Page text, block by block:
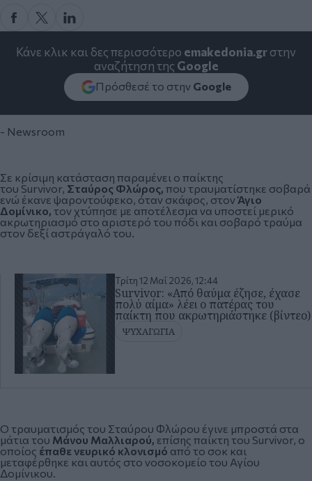
Κάνε κλικ και δες περισσότερο emakedonia.grστην
αναζήτηση της Google
Πρόσθεσέ το στην Google
- Newsroom
Σε κρίσιμη κατάσταση παραμένει ο παίκτης
του Survivor, Σταύρος Φλώρος, που τραυματίστηκε σοβαρά
ενώ έκανε ψαροντούφεκο, όταν σκάφος, στον Άγιο
Δομίνικο, τον χτύπησε με αποτέλεσμα να υποστεί μερικό
ακρωτηριασμό στο αριστερό του πόδι και σοβαρό τραύμα
στον δεξί αστράγαλό του.
Τρίτη 12 Μαΐ 2026, 12:44
Survivor: «Από θαύμα έζησε, έχασε
πολύ αίμα» λέει ο πατέρας του
παίκτη που ακρωτηριάστηκε (βίντεο)
ΨΥΧΑΓΩΓΙΑ
Ο τραυματισμός του Σταύρου Φλώρου έγινε μπροστά στα
μάτια του Μάνου Μαλλιαρού, επίσης παίκτη του Survivor, ο
οποίος έπαθε νευρικό κλονισμό από το σοκ και
μεταφέρθηκε και αυτός στο νοσοκομείο του Αγίου
Δομίνικου.